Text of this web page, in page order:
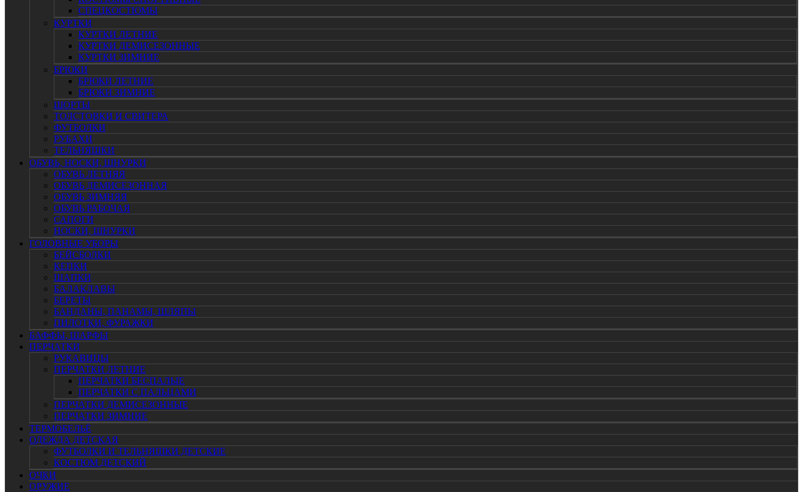
СПЕЦКОСТЮМЫ
КУРТКИ
КУРТКИ ЛЕТНИЕ
КУРТКИ ДЕМИСЕЗОННЫЕ
КУРТКИ ЗИМНИЕ
БРЮКИ
БРЮКИ ЛЕТНИЕ
БРЮКИ ЗИМНИЕ
ШОРТЫ
ТОЛСТОВКИ И СВИТЕРА
ФУТБОЛКИ
РУБАХИ
ТЕЛЬНЯШКИ
ОБУВЬ, НОСКИ, ШНУРКИ
ОБУВЬ ЛЕТНЯЯ
ОБУВЬ ДЕМИСЕЗОННАЯ
ОБУВЬ ЗИМНЯЯ
ОБУВЬ РАБОЧАЯ
САПОГИ
НОСКИ, ШНУРКИ
ГОЛОВНЫЕ УБОРЫ
БЕЙСБОЛКИ
КЕПКИ
ШАПКИ
БАЛАКЛАВЫ
БЕРЕТЫ
БАНДАНЫ, ПАНАМЫ, ШЛЯПЫ
ПИЛОТКИ, ФУРАЖКИ
БАФФЫ, ШАРФЫ
ПЕРЧАТКИ
РУКАВИЦЫ
ПЕРЧАТКИ ЛЕТНИЕ
ПЕРЧАТКИ БЕСПАЛЫЕ
ПЕРЧАТКИ С ПАЛЬЦАМИ
ПЕРЧАТКИ ДЕМИСЕЗОННЫЕ
ПЕРЧАТКИ ЗИМНИЕ
ТЕРМОБЕЛЬЁ
ОДЕЖДА ДЕТСКАЯ
ФУТБОЛКИ И ТЕЛЬНЯШКИ ДЕТСКИЕ
КОСТЮМ ДЕТСКИЙ
ОЧКИ
ОРУЖИЕ